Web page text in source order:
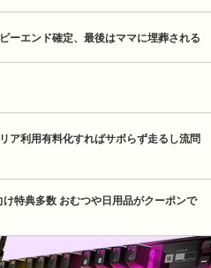
ーエンド確定、最後はママに埋葬される
ア利用有料化すればサボらず走るし流問
特典多数 おむつや日用品がクーポンで